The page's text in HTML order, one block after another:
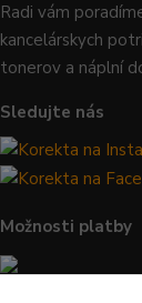
Radi vám
kancelárskych
tonerov a náplní
Sledujte nás
Možnosti platby